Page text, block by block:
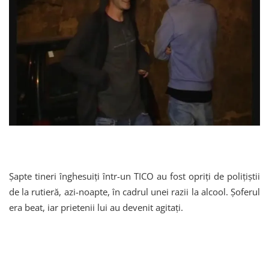
Șapte tineri înghesuiți într-un TICO au fost opriți de polițiștii
de la rutieră, azi-noapte, în cadrul unei razii la alcool. Șoferul
era beat, iar prietenii lui au devenit agitați.